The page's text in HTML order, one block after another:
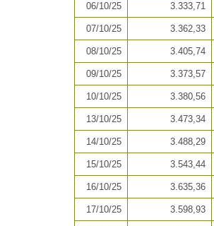
06/10/25 3.333,71
07/10/25 3.362,33
08/10/25 3.405,74
09/10/25 3.373,57
10/10/25 3.380,56
13/10/25 3.473,34
14/10/25 3.488,29
15/10/25 3.543,44
16/10/25 3.635,36
17/10/25 3.598,93